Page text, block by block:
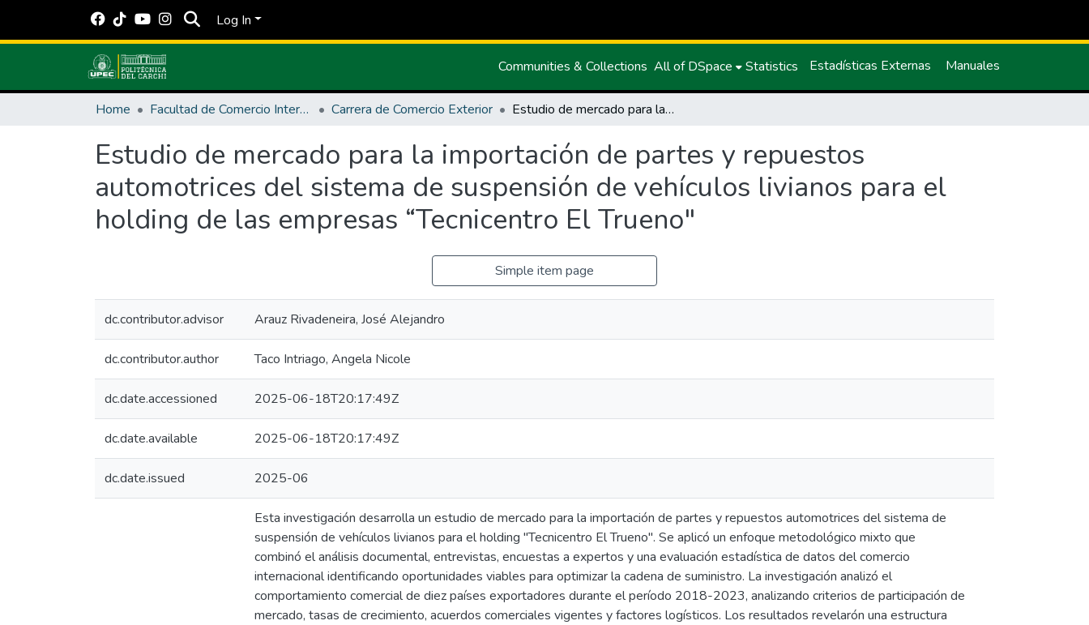
Log In
Communities & Collections All of DSpace Statistics Estadísticas Externas Manuales
Home Facultad de Comercio Internacional, Integración, Administración y Economía Empresarial Carrera de Comercio Exterior Estudio de mercado para la importación de partes y repuestos automotrices del sistema de suspensión de vehículos livianos para el holding de las empresas “Tecnicentro El Trueno"
Estudio de mercado para la importación de partes y repuestos
automotrices del sistema de suspensión de vehículos livianos para el
holding de las empresas “Tecnicentro El Trueno"
Simple item page
dc.contributor.advisor Arauz Rivadeneira, José Alejandro
dc.contributor.author Taco Intriago, Angela Nicole
dc.date.accessioned 2025-06-18T20:17:49Z
dc.date.available 2025-06-18T20:17:49Z
dc.date.issued 2025-06
Esta investigación desarrolla un estudio de mercado para la importación de partes y repuestos automotrices del sistema de
suspensión de vehículos livianos para el holding "Tecnicentro El Trueno". Se aplicó un enfoque metodológico mixto que
combinó el análisis documental, entrevistas, encuestas a expertos y una evaluación estadística de datos del comercio
internacional identificando oportunidades viables para optimizar la cadena de suministro. La investigación analizó el
comportamiento comercial de diez países exportadores durante el período 2018-2023, analizando criterios de participación de
mercado, tasas de crecimiento, acuerdos comerciales vigentes y factores logísticos. Los resultados revelarón una estructura